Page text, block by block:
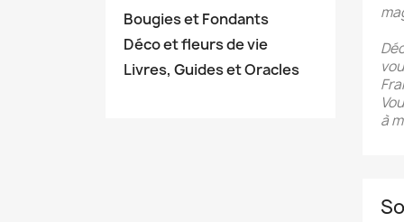
Bougies et Fondants
Déco et fleurs de vie
Livres, Guides et Oracles
à